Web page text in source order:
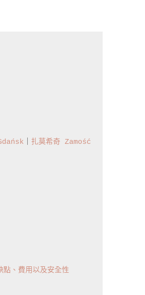
扎莫希奇 Zamość
點、費用以及安全性